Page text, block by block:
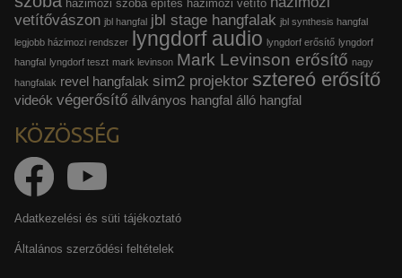
házimozi szoba építés házimozi vetítő
vetítővászon jbl hangfal jbl stage hangfalak jbl synthesis hangfal
legjobb házimozi rendszer lyngdorf audio lyngdorf erősítő lyngdorf
hangfal lyngdorf teszt mark levinson Mark Levinson erősítő nagy
hangfalak revel hangfalak sim2 projektor sztereó erősítő
videók végerősítő állványos hangfal álló hangfal
KÖZÖSSÉG
Adatkezelési és süti tájékoztató
Általános szerződési feltételek